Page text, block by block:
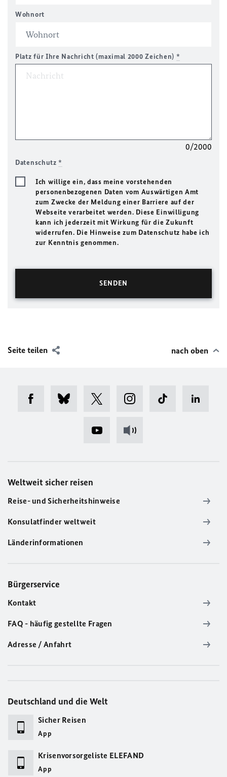
Wohnort
Platz für Ihre Nachricht (maximal 2000 Zeichen) *
0/2000
Datenschutz*
Ich willige ein, dass meine vorstehenden
personenbezogenen Daten vom Auswärtigen Amt
zum Zwecke der Meldung einer Barriere auf der
Webseite verarbeitet werden. Diese Einwilligung
kann ich jederzeit mit Wirkung für die Zukunft
widerrufen. Die Hinweise zum Datenschutz habe ich
zur Kenntnis genommen.
Seite teilen nach oben
Weltweit sicher reisen
Reise- und Sicherheitshinweise
Konsulatfinder weltweit
Länderinformationen
Bürgerservice
Kontakt
FAQ - häufig gestellte Fragen
Adresse / Anfahrt
Deutschland und die Welt
Sicher Reisen
App
Krisenvorsorgeliste ELEFAND
App